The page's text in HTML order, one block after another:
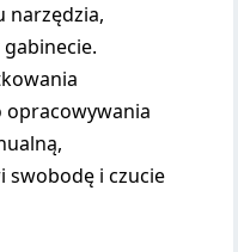
narzędzia,
opracowywania
swobodę i czucie